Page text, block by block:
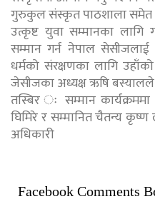
गुरुकुल संस्कृत पाठशाला समेत
उत्कृष्ट युवा सम्मानका
सम्मान गर्न नेपाल
धर्मको संरक्षणका लागि
जेसीजका अध्यक्ष ऋषि बस्यालले
तस्बिर ः सम्मान
घिमिरे र सम्मानित चैतन्य
अधिकारी
Facebook Comments